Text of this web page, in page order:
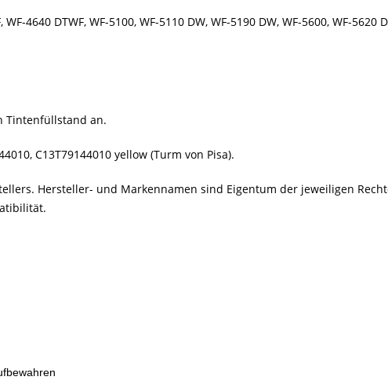
4640 DTWF, WF-5100, WF-5110 DW, WF-5190 DW, WF-5600, WF-5620
Tintenfüllstand an.
, C13T79144010 yellow (Turm von Pisa).
Hersteller- und Markennamen sind Eigentum der jeweiligen